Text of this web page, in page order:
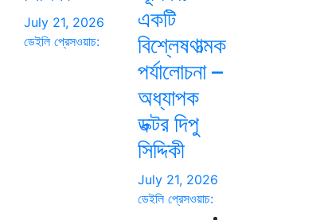
July 21, 2026
ডেইলি প্রেসওয়াচ:
একটি
বিশ্লেষণাত্মক
পর্যালোচনা –
অধ্যাপক
ডক্টর দিপু
সিদ্দিকী
July 21, 2026
ডেইলি প্রেসওয়াচ: